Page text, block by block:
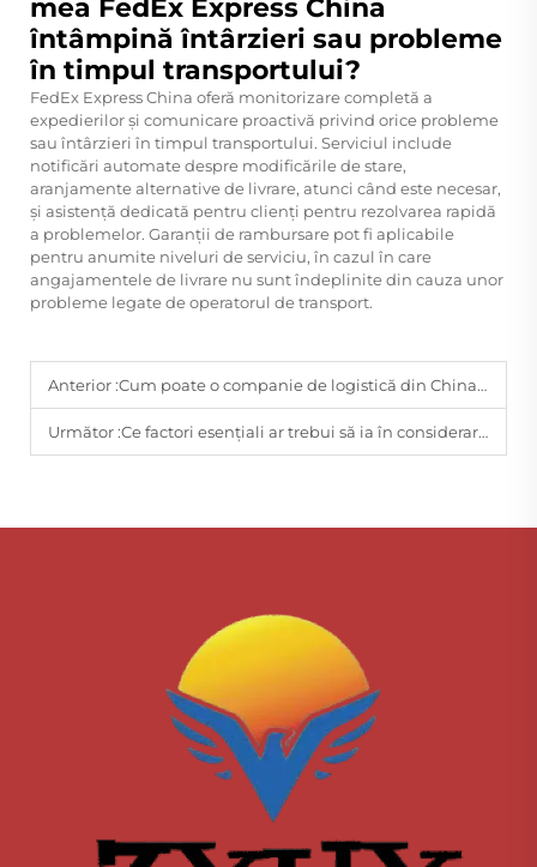
mea FedEx Express China
întâmpină întârzieri sau probleme
în timpul transportului?
FedEx Express China oferă monitorizare completă a
expedierilor și comunicare proactivă privind orice probleme
sau întârzieri în timpul transportului. Serviciul include
notificări automate despre modificările de stare,
aranjamente alternative de livrare, atunci când este necesar,
și asistență dedicată pentru clienți pentru rezolvarea rapidă
a problemelor. Garanții de rambursare pot fi aplicabile
pentru anumite niveluri de serviciu, în cazul în care
angajamentele de livrare nu sunt îndeplinite din cauza unor
probleme legate de operatorul de transport.
Anterior :Cum poate o companie de logistică din China să sprijine creșterea comerțului electronic?
Următor :Ce factori esențiali ar trebui să ia în considerare companiile atunci când aleg serviciul China FedEx Express?